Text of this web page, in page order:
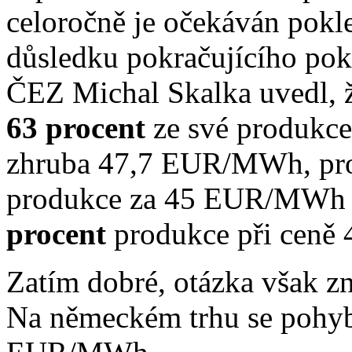
celoročně je očekáván
důsledku pokračujícího
ČEZ Michal Skalka uvedl,
63 procent ze své
zhruba 47,7 EUR/MWh,
produkce za 45 EUR/
procent produkce při
Zatím dobré, otázka však
Na německém trhu se